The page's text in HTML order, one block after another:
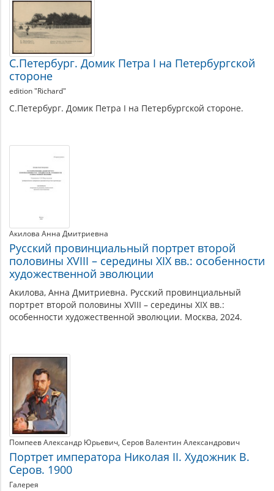
С.Петербург. Домик Петра I на Петербургской
стороне
edition "Richard"
С.Петербург. Домик Петра I на Петербургской стороне.
Акилова Анна Дмитриевна
Русский провинциальный портрет второй
половины XVIII – середины XIX вв.: особенности
художественной эволюции
Акилова, Анна Дмитриевна. Русский провинциальный
портрет второй половины XVIII – середины XIX вв.:
особенности художественной эволюции. Москва, 2024.
Помпеев Александр Юрьевич Серов Валентин Александрович
Портрет императора Николая II. Художник В.
Серов. 1900
Галерея